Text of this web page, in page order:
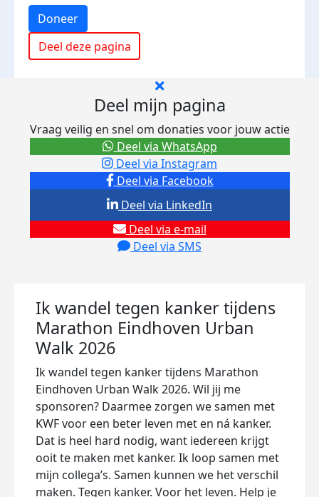
Doneer
Deel deze pagina
Deel mijn pagina
Vraag veilig en snel om donaties voor jouw actie
Deel via Facebook
Deel via Instagram
Deel via e-mail
Deel via SMS
Deel via LinkedIn
Deel via WhatsApp
Ik wandel tegen kanker tijdens
Marathon Eindhoven Urban
Walk 2026
Ik wandel tegen kanker tijdens Marathon
Eindhoven Urban Walk 2026. Wil jij me
sponsoren? Daarmee zorgen we samen met
KWF voor een beter leven met en ná kanker.
Dat is heel hard nodig, want iedereen krijgt
ooit te maken met kanker. Ik loop samen met
mijn collega’s. Samen kunnen we het verschil
maken. Tegen kanker. Voor het leven. Help je